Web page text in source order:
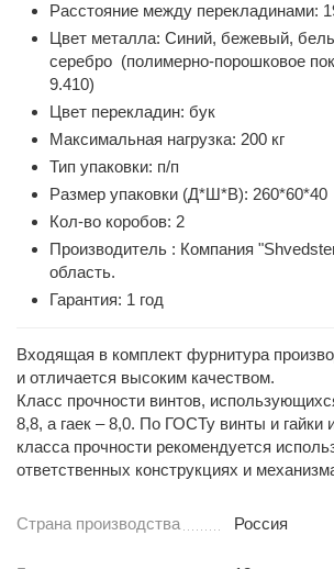
Расстояние между перекладинами:
Цвет металла: Синий, бежевый,
серебро (полимерно-порошковое
9.410)
Цвет перекладин: бук
Максимальная нагрузка: 200 кг
Тип упаковки: п/п
Размер упаковки (Д*Ш*В): 260*60*40
Кол-во коробов: 2
Производитель : Компания
область.
Гарантия: 1 год
Входящая в комплект фурнитура
и отличается высоким качеством.
Класс прочности винтов,
8,8, а гаек – 8,0. По ГОСТу винты и гайки
класса прочности рекомендуется
ответственных конструкциях и
Страна производства Россия